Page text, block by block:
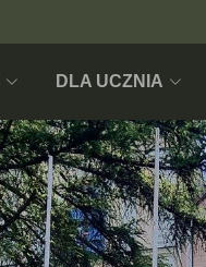
DLA UCZNIA